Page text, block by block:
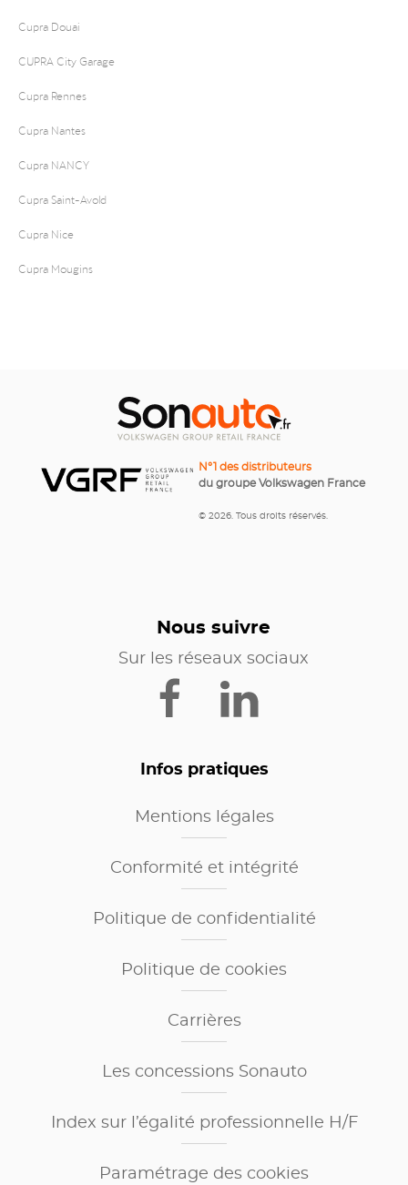
Cupra Douai
CUPRA City Garage
Cupra Rennes
Cupra Nantes
Cupra NANCY
Cupra Saint-Avold
Cupra Nice
Cupra Mougins
N°1 des distributeurs
du groupe Volkswagen France
© 2026. Tous droits réservés.
Nous suivre
Sur les réseaux sociaux
Infos pratiques
Mentions légales
Conformité et intégrité
Politique de confidentialité
Politique de cookies
Carrières
Les concessions Sonauto
Index sur l’égalité professionnelle H/F
Paramétrage des cookies